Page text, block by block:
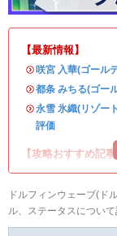
【最新情報】
・咲宮 入華(ゴール
・都条 みちる(ゴー
・永雪 氷織(リゾー
評価
【攻略おすすめ記事
ドルフィンウェーブ(ド
ル、ステータスについて